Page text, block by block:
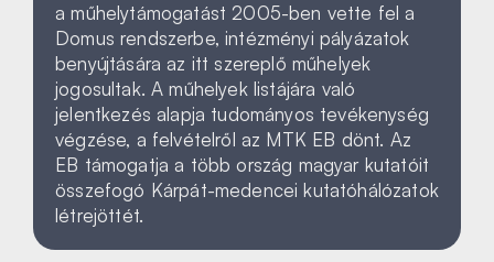
a műhelytámogatást 2005-ben vette fel a
Domus rendszerbe, intézményi pályázatok
benyújtására az itt szereplő műhelyek
jogosultak. A műhelyek listájára való
jelentkezés alapja tudományos tevékenység
végzése, a felvételről az MTK EB dönt. Az
EB támogatja a több ország magyar kutatóit
összefogó Kárpát-medencei kutatóhálózatok
létrejöttét.